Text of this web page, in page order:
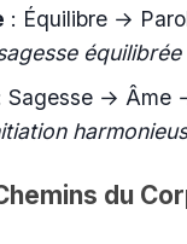
: Équilibre →
équilibrée
Sagesse → Âme
du